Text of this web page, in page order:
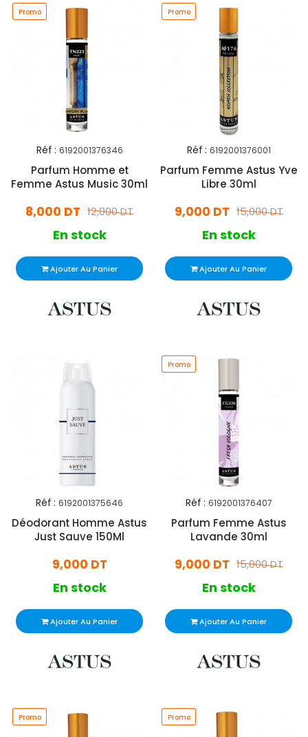
Promo
Promo
Réf : 6192001376346
Parfum Homme et
Femme Astus Music 30ml
12,000 DT
8,000 DT
En stock
Ajouter Au Panier
Promo
Promo
Réf : 6192001376001
Parfum Femme Astus Yve
Libre 30ml
15,000 DT
9,000 DT
En stock
Ajouter Au Panier
Réf : 6192001375646
Déodorant Homme Astus
Just Sauve 150Ml
9,000 DT
En stock
Ajouter Au Panier
Promo
Promo
Réf : 6192001376407
Parfum Femme Astus
Lavande 30ml
15,000 DT
9,000 DT
En stock
Ajouter Au Panier
Promo
Promo Promo
Promo